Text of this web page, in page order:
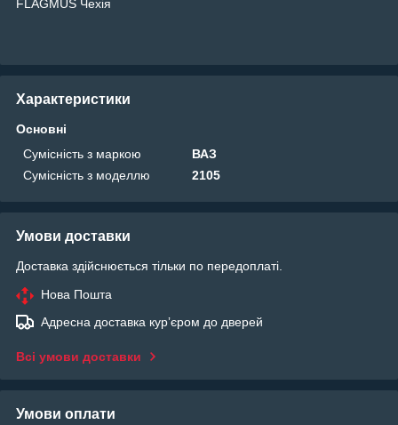
FLAGMUS Чехія
Характеристики
Основні
Сумісність з маркою
ВАЗ
Сумісність з моделлю
2105
Умови доставки
Доставка здійснюється тільки по передоплаті.
Нова Пошта
Адресна доставка курʼєром до дверей
Всі умови доставки
Умови оплати